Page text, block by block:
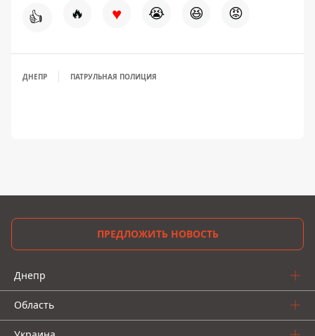
👍 🔥 ♥ 😭 😆 😡
ДНЕПР ПАТРУЛЬНАЯ ПОЛИЦИЯ
ПРЕДЛОЖИТЬ НОВОСТЬ
Днепр
Область